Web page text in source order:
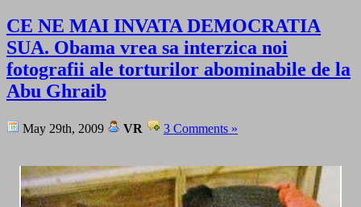
CE NE MAI INVATA DEMOCRATIA
SUA. Obama vrea sa interzica noi
fotografii ale torturilor abominabile de la
Abu Ghraib
May 29th, 2009 VR 3 Comments »